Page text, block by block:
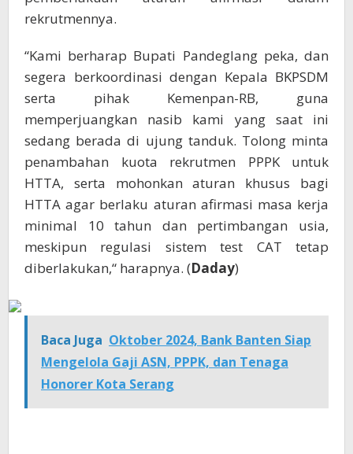
rekrutmennya.
“Kami berharap Bupati Pandeglang peka, dan
segera berkoordinasi dengan Kepala BKPSDM
serta pihak Kemenpan-RB, guna
memperjuangkan nasib kami yang saat ini
sedang berada di ujung tanduk. Tolong minta
penambahan kuota rekrutmen PPPK untuk
HTTA, serta mohonkan aturan khusus bagi
HTTA agar berlaku aturan afirmasi masa kerja
minimal 10 tahun dan pertimbangan usia,
meskipun regulasi sistem test CAT tetap
diberlakukan,“ harapnya. (Daday)
Baca Juga Oktober 2024, Bank Banten Siap
Mengelola Gaji ASN, PPPK, dan Tenaga
Honorer Kota Serang